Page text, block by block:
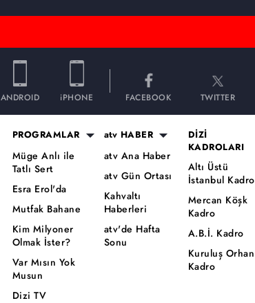
ANDROID iPHONE FACEBOOK TWITTER
PROGRAMLAR
Müge Anlı ile
Tatlı Sert
Esra Erol'da
Mutfak Bahane
Kim Milyoner
Olmak İster?
Var Mısın Yok
Musun
Dizi TV
atv HABER
atv Ana Haber
atv Gün Ortası
Kahvaltı
Haberleri
atv'de Hafta
Sonu
DİZİ
KADROLARI
Altı Üstü
İstanbul Kadro
Mercan Köşk
Kadro
A.B.İ. Kadro
Kuruluş Orhan
Kadro